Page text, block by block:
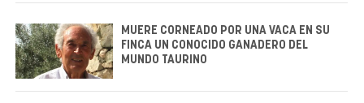
MUERE CORNEADO POR UNA VACA EN SU
FINCA UN CONOCIDO GANADERO DEL
MUNDO TAURINO